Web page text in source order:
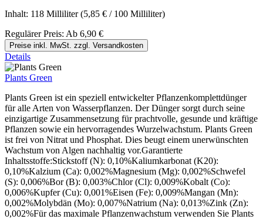
Inhalt: 118 Milliliter(5,85 € / 100 Milliliter)
Regulärer Preis: Ab 6,90 €
Preise inkl. MwSt. zzgl. Versandkosten
Details
Plants Green
Plants Green ist ein speziell entwickelter Pflanzenkomplettdünger
für alle Arten von Wasserpflanzen. Der Dünger sorgt durch seine
einzigartige Zusammensetzung für prachtvolle, gesunde und kräftige
Pflanzen sowie ein hervorragendes Wurzelwachstum. Plants Green
ist frei von Nitrat und Phosphat. Dies beugt einem unerwünschten
Wachstum von Algen nachhaltig vor.Garantierte
Inhaltsstoffe:Stickstoff (N): 0,10%Kaliumkarbonat (K20):
0,10%Kalzium (Ca): 0,002%Magnesium (Mg): 0,002%Schwefel
(S): 0,006%Bor (B): 0,003%Chlor (Cl): 0,009%Kobalt (Co):
0,006%Kupfer (Cu): 0,001%Eisen (Fe): 0,009%Mangan (Mn):
0,002%Molybdän (Mo): 0,007%Natrium (Na): 0,013%Zink (Zn):
0,002%Für das maximale Pflanzenwachstum verwenden Sie Plants